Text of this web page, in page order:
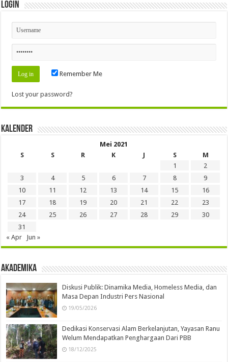
Login
Remember Me
Lost your password?
Kalender
Mei 2021
S
S R K J S
M
1
2
3
4 5 6 7 8
9
10
11 12 13 14 15
16
17
18 19 20 21 22
23
24
25 26 27 28 29
30
31
« Apr
Jun »
Akademika
Diskusi Publik: Dinamika Media, Homeless Media, dan
Masa Depan Industri Pers Nasional
19/05/2026
Dedikasi Konservasi Alam Berkelanjutan, Yayasan Ranu
Welum Mendapatkan Penghargaan Dari PBB
18/12/2025